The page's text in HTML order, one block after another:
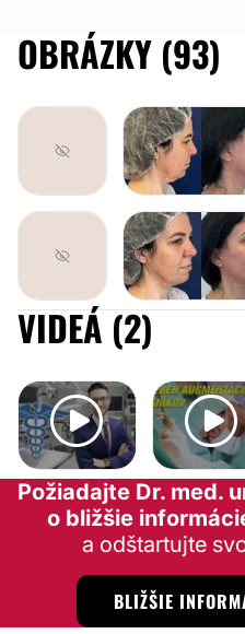
OBRÁZKY (93)
VIDEÁ (2)
Požiadajte Dr. med.
o bližšie
a odštartujte
BLIŽŠIE